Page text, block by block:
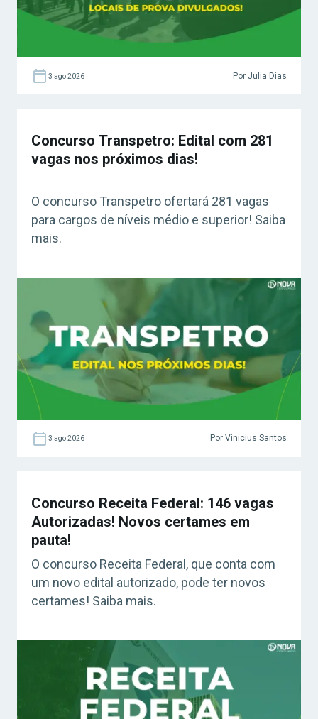
3 ago 2026 Por Julia Dias
Concurso Transpetro: Edital com 281
vagas nos próximos dias!
O concurso Transpetro ofertará 281 vagas
para cargos de níveis médio e superior! Saiba
mais.
3 ago 2026 Por Vinicius Santos
Concurso Receita Federal: 146 vagas
Autorizadas! Novos certames em
pauta!
O concurso Receita Federal, que conta com
um novo edital autorizado, pode ter novos
certames! Saiba mais.